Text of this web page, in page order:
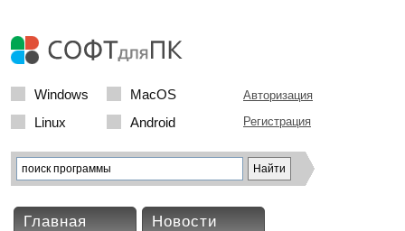
Windows
MacOS
Linux
Android
Авторизация
Регистрация
Главная
Новости